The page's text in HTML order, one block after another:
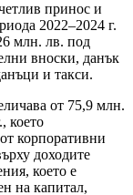
принос и
2022–2024 г.
млн. лв. под
вноски, данък
и такси.
от 75,9 млн.
което
корпоративни
доходите
което е
на капитал,